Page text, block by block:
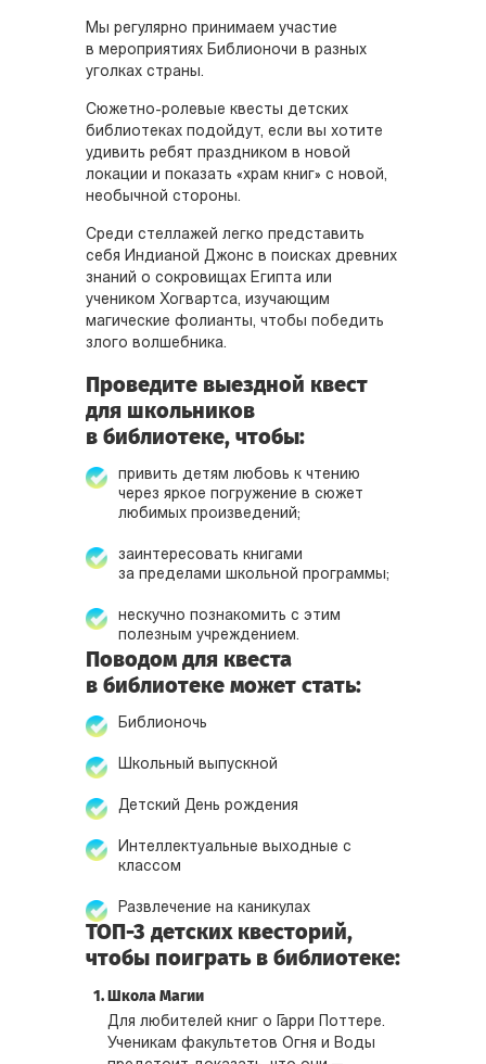
Мы регулярно принимаем участие
в мероприятиях Библионочи в разных
уголках страны.
Сюжетно-ролевые квесты детских
библиотеках подойдут, если вы хотите
удивить ребят праздником в новой
локации и показать «храм книг» с новой,
необычной стороны.
Среди стеллажей легко представить
себя Индианой Джонс в поисках древних
знаний о сокровищах Египта или
учеником Хогвартса, изучающим
магические фолианты, чтобы победить
злого волшебника.
Проведите выездной квест
для школьников
в библиотеке, чтобы:
привить детям любовь к чтению
через яркое погружение в сюжет
любимых произведений;
заинтересовать книгами
за пределами школьной программы;
нескучно познакомить с этим
полезным учреждением.
Поводом для квеста
в библиотеке может стать:
Библионочь
Школьный выпускной
Детский День рождения
Интеллектуальные выходные с
классом
Развлечение на каникулах
ТОП-3 детских квесторий,
чтобы поиграть в библиотеке:
Школа Магии
Для любителей книг о Гарри Поттере.
Ученикам факультетов Огня и Воды